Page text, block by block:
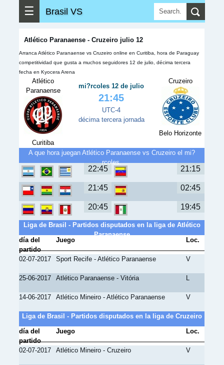
☰ Brasil VS
Atlético Paranaense - Cruzeiro julio 12
Arranca Atlético Paranaense vs Cruzeiro online en Curitiba, hora de Paraguay
competitividad que gusta a muchos seguidores 12 de julio, décima tercera
fecha en Kyocera Arena
Atlético
Paranaense
Curitiba
mi?rcoles 12 de julio
21:45
UTC-4
décima tercera jornada
Cruzeiro
Belo Horizonte
A que hora juegan Atlético Paranaense vs Cruzeiro el mi?
rcoles.
22:45 21:15
21:45 02:45
20:45 19:45
Liga de Brasil - Partidos disputados en la liga de Atlético
Paranaense
día del
partido
Juego Loc.
02-07-2017 Sport Recife - Atlético Paranaense V
25-06-2017 Atlético Paranaense - Vitória L
14-06-2017 Atlético Mineiro - Atlético Paranaense V
Liga de Brasil - Partidos disputados en la liga de Cruzeiro
día del
partido
Juego Loc.
02-07-2017 Atlético Mineiro - Cruzeiro V